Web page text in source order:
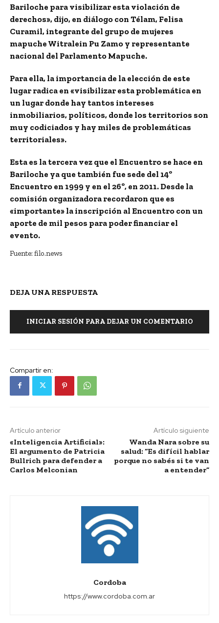
Bariloche para visibilizar esta violación de
derechos», dijo, en diálogo con Télam, Felisa
Curamil, integrante del grupo de mujeres
mapuche Witralein Pu Zamo y representante
nacional del Parlamento Mapuche.
Para ella, la importancia de la elección de este
lugar radica en «visibilizar esta problemática en
un lugar donde hay tantos intereses
inmobiliarios, políticos, donde los territorios son
muy codiciados y hay miles de problemáticas
territoriales».
Esta es la tercera vez que el Encuentro se hace en
Bariloche ya que también fue sede del 14º
Encuentro en 1999 y en el 26º, en 2011. Desde la
comisión organizadora recordaron que es
«importante» la inscripción al Encuentro con un
aporte de mil pesos para poder financiar el
evento.
Fuente: filo.news
DEJA UNA RESPUESTA
INICIAR SESIÓN PARA DEJAR UN COMENTARIO
Compartir en:
Artículo anterior
«Inteligencia Artificial»:
El argumento de Patricia
Bullrich para defender a
Carlos Melconian
Artículo siguiente
Wanda Nara sobre su
salud: “Es difícil hablar
porque no sabés si te van
a entender”
Cordoba
https://www.cordoba.com.ar